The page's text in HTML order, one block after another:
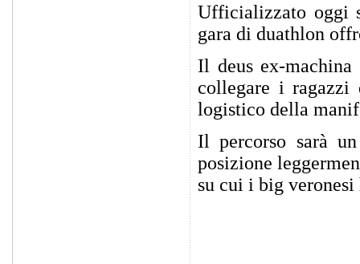
Ufficializzato oggi
gara di duathlon
Il deus ex-
collegare i ragazzi
logistico della
Il percorso sarà
posizione
su cui i big